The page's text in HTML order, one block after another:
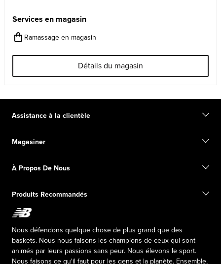
Services en magasin
Ramassage en magasin
Détails du magasin
Assistance à la clientèle
Commencer un retour
Guide des pointures
Magasiner
Cartes-cadeaux numériques
Exclusions de vente
À Propos De Nous
Leadership Responsable
Fondation New Balance
Relations publiques
The TRACK at New Balance
Press box
Produits Recommandés
Programme d’affiliation
Nous défendons quelque chose de plus grand que des
baskets. Nous nous faisons les champions de ceux qui sont
animés par leurs passions sans peur. Nous élevons le sport.
Nous faisons ce qu'il faut pour les gens et la planète. Ensemble,